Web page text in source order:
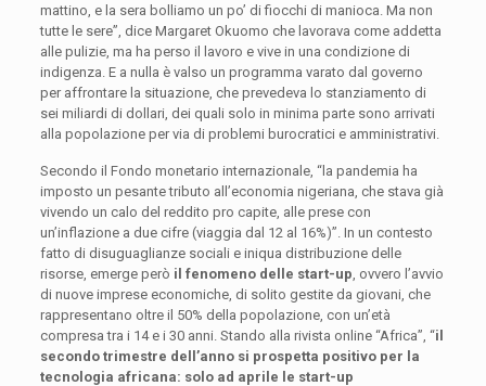
mattino, e la sera bolliamo un po’ di fiocchi di manioca. Ma non
tutte le sere”, dice Margaret Okuomo che lavorava come addetta
alle pulizie, ma ha perso il lavoro e vive in una condizione di
indigenza. E a nulla è valso un programma varato dal governo
per affrontare la situazione, che prevedeva lo stanziamento di
sei miliardi di dollari, dei quali solo in minima parte sono arrivati
alla popolazione per via di problemi burocratici e amministrativi.
Secondo il Fondo monetario internazionale, “la pandemia ha
imposto un pesante tributo all’economia nigeriana, che stava già
vivendo un calo del reddito pro capite, alle prese con
un’inflazione a due cifre (viaggia dal 12 al 16%)”. In un contesto
fatto di disuguaglianze sociali e iniqua distribuzione delle
risorse, emerge però il fenomeno delle start-up , ovvero l’avvio
di nuove imprese economiche, di solito gestite da giovani, che
rappresentano oltre il 50% della popolazione, con un’età
compresa tra i 14 e i 30 anni. Stando alla rivista online “Africa”, “il
secondo trimestre dell’anno si prospetta positivo per la
tecnologia africana: solo ad aprile le start-up